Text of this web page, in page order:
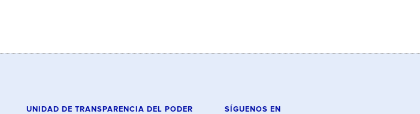
UNIDAD DE TRANSPARENCIA DEL PODER SÍGUENOS EN